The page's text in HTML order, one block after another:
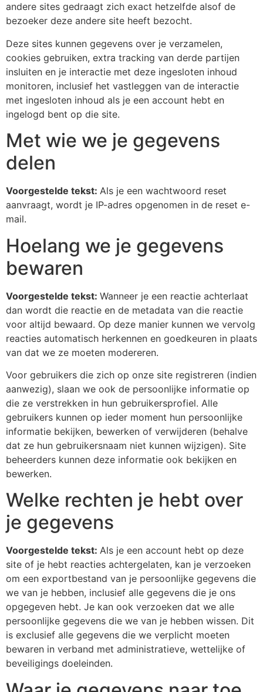
andere sites gedraagt zich exact hetzelfde alsof de
bezoeker deze andere site heeft bezocht.
Deze sites kunnen gegevens over je verzamelen,
cookies gebruiken, extra tracking van derde partijen
insluiten en je interactie met deze ingesloten inhoud
monitoren, inclusief het vastleggen van de interactie
met ingesloten inhoud als je een account hebt en
ingelogd bent op die site.
Met wie we je gegevens
delen
Voorgestelde tekst: Als je een wachtwoord reset
aanvraagt, wordt je IP-adres opgenomen in de reset e-
mail.
Hoelang we je gegevens
bewaren
Voorgestelde tekst: Wanneer je een reactie achterlaat
dan wordt die reactie en de metadata van die reactie
voor altijd bewaard. Op deze manier kunnen we vervolg
reacties automatisch herkennen en goedkeuren in plaats
van dat we ze moeten modereren.
Voor gebruikers die zich op onze site registreren (indien
aanwezig), slaan we ook de persoonlijke informatie op
die ze verstrekken in hun gebruikersprofiel. Alle
gebruikers kunnen op ieder moment hun persoonlijke
informatie bekijken, bewerken of verwijderen (behalve
dat ze hun gebruikersnaam niet kunnen wijzigen). Site
beheerders kunnen deze informatie ook bekijken en
bewerken.
Welke rechten je hebt over
je gegevens
Voorgestelde tekst: Als je een account hebt op deze
site of je hebt reacties achtergelaten, kan je verzoeken
om een exportbestand van je persoonlijke gegevens die
we van je hebben, inclusief alle gegevens die je ons
opgegeven hebt. Je kan ook verzoeken dat we alle
persoonlijke gegevens die we van je hebben wissen. Dit
is exclusief alle gegevens die we verplicht moeten
bewaren in verband met administratieve, wettelijke of
beveiligings doeleinden.